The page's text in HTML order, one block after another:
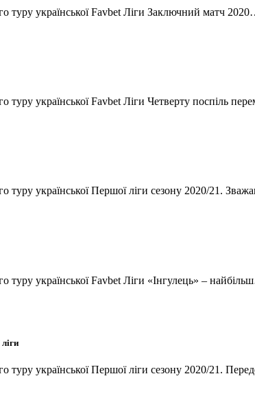
туру української Favbet Ліги Заключний матч
туру української Favbet Ліги Четверту поспіль
туру української Першої ліги сезону 2020/21.
туру української Favbet Ліги «Інгулець» –
туру української Першої ліги сезону 2020/21.